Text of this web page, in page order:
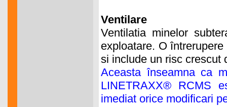
Ventilare
Ventilatia minelor
exploatare. O
si include un risc crescut
Aceasta înseamna ca
LINETRAXX® RCMS
imediat orice modificari